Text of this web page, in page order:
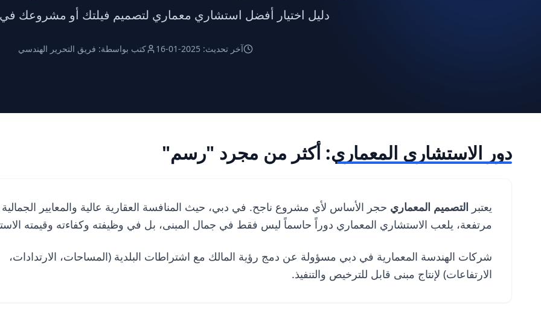
دليل اختيار أفضل استشاري معماري لتصميم فيلتك أو مشروعك في
آخر تحديث: 2025-01-16 كتب بواسطة: فريق التحرير الهندسي
دور الاستشاري المعماري: أكثر من مجرد "رسم"
يعتبر التصميم المعماري حجر الأساس لأي مشروع ناجح. في دبي، حيث المنافسة العقارية عالية والمعايير الجمالية
مرتفعة، يلعب الاستشاري المعماري دوراً حاسماً ليس فقط في جمال المبنى، بل في وظيفته وكفاءته وقيمته
شركات الهندسة المعمارية في دبي مسؤولة عن دمج رؤية المالك مع اشتراطات البلدية (المساحات، الارتدادات،
الارتفاعات) لإنتاج مبنى قابل للترخيص والتنفيذ.